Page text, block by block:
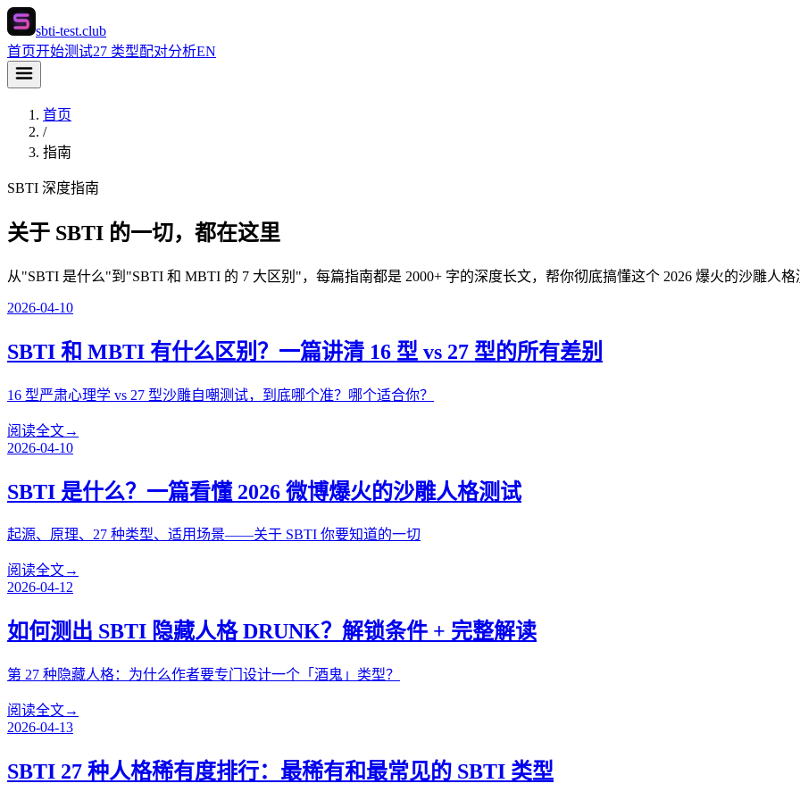
sbti-test.club
首页开始测试27 类型配对分析EN
首页
/
指南
SBTI 深度指南
关于 SBTI 的一切，都在这里
从"SBTI 是什么"到"SBTI 和 MBTI 的 7 大区别"，每篇指南都是 2000+ 字的深度长文，帮你彻底搞懂这个 2026 爆火的沙雕人格
2026-04-10
SBTI 和 MBTI 有什么区别？一篇讲清 16 型 vs 27 型的所有差别
16 型严肃心理学 vs 27 型沙雕自嘲测试，到底哪个准？哪个适合你？
阅读全文→
2026-04-10
SBTI 是什么？一篇看懂 2026 微博爆火的沙雕人格测试
起源、原理、27 种类型、适用场景——关于 SBTI 你要知道的一切
阅读全文→
2026-04-12
如何测出 SBTI 隐藏人格 DRUNK？解锁条件 + 完整解读
第 27 种隐藏人格：为什么作者要专门设计一个「酒鬼」类型？
阅读全文→
2026-04-13
SBTI 27 种人格稀有度排行：最稀有和最常见的 SBTI 类型